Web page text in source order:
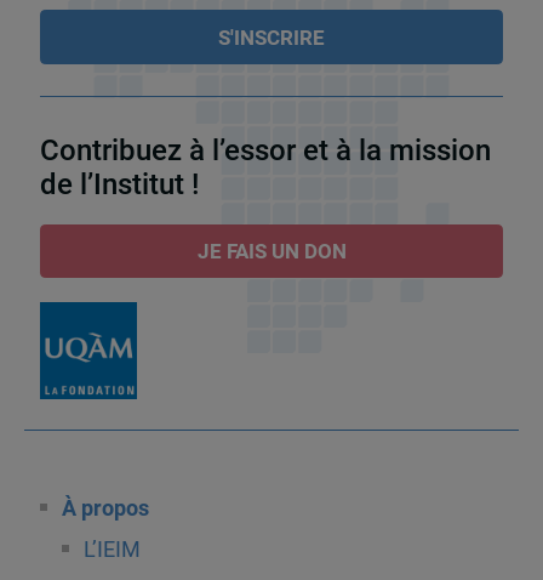
Contribuez à l’essor et à la mission
de l’Institut !
JE FAIS UN DON
À propos
L’IEIM